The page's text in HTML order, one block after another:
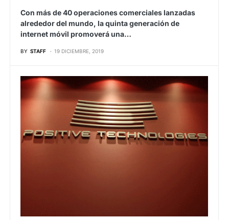
Con más de 40 operaciones comerciales lanzadas
alrededor del mundo, la quinta generación de
internet móvil promoverá una…
BY STAFF 19 DICIEMBRE, 2019